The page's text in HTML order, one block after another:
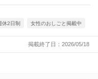
休2日制 女性のおしごと掲載中
掲載終了日：2026/05/18